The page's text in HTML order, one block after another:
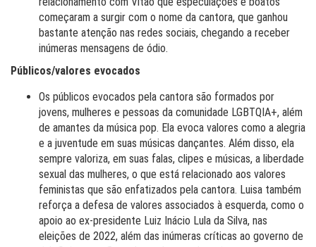
começaram a surgir com o nome da cantora, que ganhou
bastante atenção nas redes sociais, chegando a receber
inúmeras mensagens de ódio.
Públicos/valores evocados
Os públicos evocados pela cantora são formados por
jovens, mulheres e pessoas da comunidade LGBTQIA+, além
de amantes da música pop. Ela evoca valores como a alegria
e a juventude em suas músicas dançantes. Além disso, ela
sempre valoriza, em suas falas, clipes e músicas, a liberdade
sexual das mulheres, o que está relacionado aos valores
feministas que são enfatizados pela cantora. Luisa também
reforça a defesa de valores associados à esquerda, como o
apoio ao ex-presidente Luiz Inácio Lula da Silva, nas
eleições de 2022, além das inúmeras críticas ao governo de